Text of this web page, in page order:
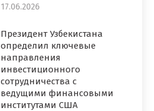
17.06.2026
Президент Узбекистана
определил ключевые
направления
инвестиционного
сотрудничества с
ведущими финансовыми
институтами США